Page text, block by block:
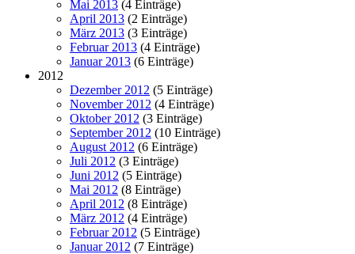
Mai 2013 (4 Einträge)
April 2013 (2 Einträge)
März 2013 (3 Einträge)
Februar 2013 (4 Einträge)
Januar 2013 (6 Einträge)
2012
Dezember 2012 (5 Einträge)
November 2012 (4 Einträge)
Oktober 2012 (3 Einträge)
September 2012 (10 Einträge)
August 2012 (6 Einträge)
Juli 2012 (3 Einträge)
Juni 2012 (5 Einträge)
Mai 2012 (8 Einträge)
April 2012 (8 Einträge)
März 2012 (4 Einträge)
Februar 2012 (5 Einträge)
Januar 2012 (7 Einträge)